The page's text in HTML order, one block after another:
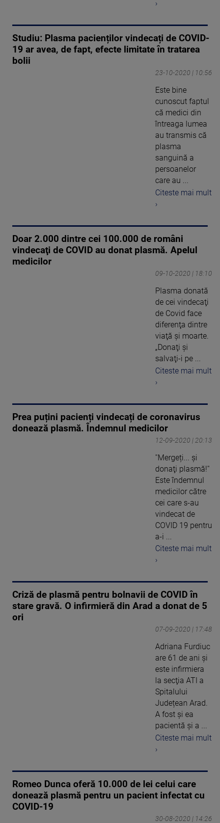
›
Studiu: Plasma pacienților vindecați de COVID-
19 ar avea, de fapt, efecte limitate în tratarea
bolii
23-10-2020 | 10:56
Este bine
cunoscut faptul
că medici din
întreaga lumea
au transmis că
plasma
sanguină a
persoanelor
care au ...
Citeste mai mult
›
Doar 2.000 dintre cei 100.000 de români
vindecaţi de COVID au donat plasmă. Apelul
medicilor
09-10-2020 | 18:10
Plasma donată
de cei vindecaţi
de Covid face
diferenţa dintre
viaţă şi moarte.
„Donaţi şi
salvaţi-i pe ...
Citeste mai mult
›
Prea puțini pacienți vindecați de coronavirus
donează plasmă. Îndemnul medicilor
12-09-2020 | 20:13
''Mergeți... şi
donaţi plasmă!''
Este îndemnul
medicilor către
cei care s-au
vindecat de
COVID 19 pentru
a-i ...
Citeste mai mult
›
Criză de plasmă pentru bolnavii de COVID în
stare gravă. O infirmieră din Arad a donat de 5
ori
07-09-2020 | 17:48
Adriana Furdiuc
are 61 de ani şi
este infirmiera
la secţia ATI a
Spitalului
Județean Arad.
A fost şi ea
pacientă şi a ...
Citeste mai mult
›
Romeo Dunca oferă 10.000 de lei celui care
donează plasmă pentru un pacient infectat cu
COVID-19
30-08-2020 | 14:26